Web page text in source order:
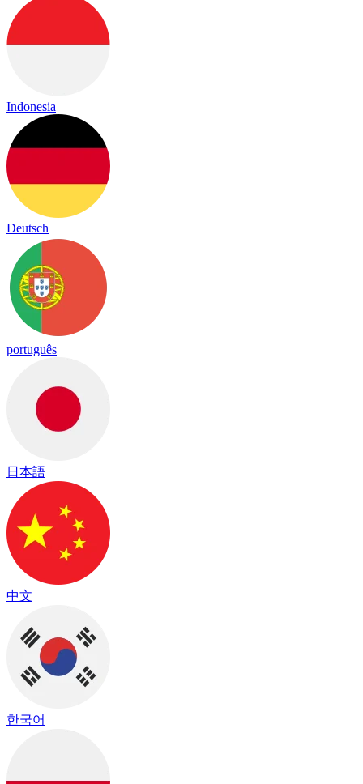
Indonesia
Deutsch
português
日本語
中文
한국어